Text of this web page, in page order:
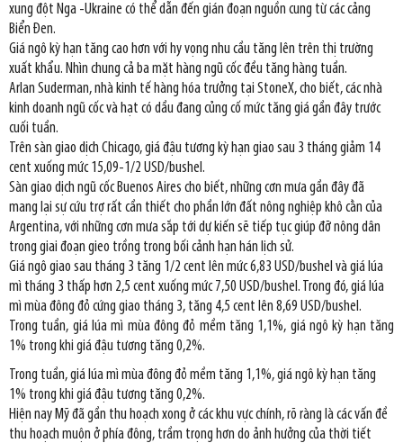
xung đột Nga -Ukraine có thể dẫn đến gián đoạn nguồn cung từ các cảng
Biển Đen.
Giá ngô kỳ hạn tăng cao hơn với hy vọng nhu cầu tăng lên trên thị trường
xuất khẩu. Nhìn chung cả ba mặt hàng ngũ cốc đều tăng hàng tuần.
Arlan Suderman, nhà kinh tế hàng hóa trưởng tại StoneX, cho biết, các nhà
kinh doanh ngũ cốc và hạt có dầu đang củng cố mức tăng giá gần đây trước
cuối tuần.
Trên sàn giao dịch Chicago, giá đậu tương kỳ hạn giao sau 3 tháng giảm 14
cent xuống mức 15,09-1/2 USD/bushel.
Sàn giao dịch ngũ cốc Buenos Aires cho biết, những cơn mưa gần đây đã
mang lại sự cứu trợ rất cần thiết cho phần lớn đất nông nghiệp khô cằn của
Argentina, với những cơn mưa sắp tới dự kiến sẽ tiếp tục giúp đỡ nông dân
trong giai đoạn gieo trồng trong bối cảnh hạn hán lịch sử.
Giá ngô giao sau tháng 3 tăng 1/2 cent lên mức 6,83 USD/bushel và giá lúa
mì tháng 3 thấp hơn 2,5 cent xuống mức 7,50 USD/bushel. Trong đó, giá lúa
mì mùa đông đỏ cứng giao tháng 3, tăng 4,5 cent lên 8,69 USD/bushel.
Trong tuần, giá lúa mì mùa đông đỏ mềm tăng 1,1%, giá ngô kỳ hạn tăng
1% trong khi giá đậu tương tăng 0,2%.
Trong tuần, giá lúa mì mùa đông đỏ mềm tăng 1,1%, giá ngô kỳ hạn tăng
1% trong khi giá đậu tương tăng 0,2%.
Hiện nay Mỹ đã gần thu hoạch xong ở các khu vực chính, rõ ràng là các vấn đề
thu hoạch muộn ở phía đông, trầm trọng hơn do ảnh hưởng của thời tiết